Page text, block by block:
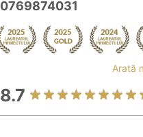
0769874031
Arată
8.7